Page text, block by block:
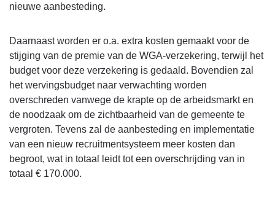
nieuwe aanbesteding.
Daarnaast worden er o.a. extra kosten gemaakt voor de
stijging van de premie van de WGA-verzekering, terwijl het
budget voor deze verzekering is gedaald. Bovendien zal
het wervingsbudget naar verwachting worden
overschreden vanwege de krapte op de arbeidsmarkt en
de noodzaak om de zichtbaarheid van de gemeente te
vergroten. Tevens zal de aanbesteding en implementatie
van een nieuw recruitmentsysteem meer kosten dan
begroot, wat in totaal leidt tot een overschrijding van in
totaal € 170.000.